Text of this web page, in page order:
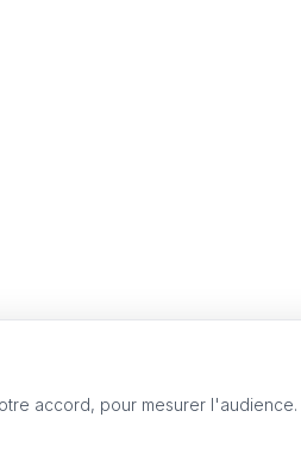
accord, pour mesurer l'audience.